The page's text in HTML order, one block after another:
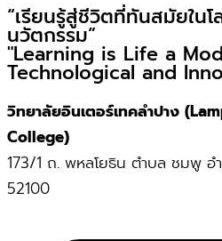
“เรียนรู้สู่ชีวิตที่ทันสมัยในโ
นวัตกรรม”
"Learning is Life a
Technological and
วิทยาลัยอินเตอร์เทคลำปาง
College)
173/1 ถ. พหลโยธิน ตำบล ชมพู อำ
52100